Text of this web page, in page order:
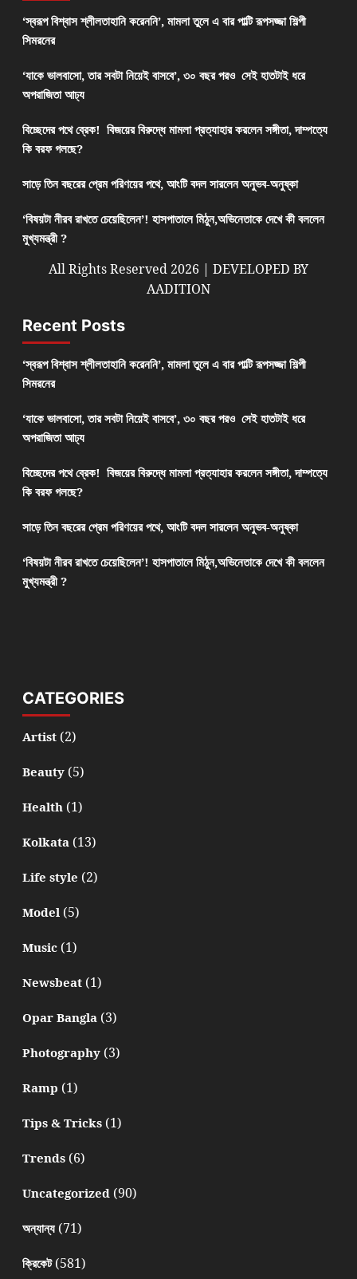
‘স্বরূপ বিশ্বাস শ্লীলতাহানি করেননি’, মামলা তুলে এ বার পাল্টি রূপসজ্জা শিল্পী
সিমরনের
‘যাকে ভালবাসো, তার সবটা নিয়েই বাসবে’, ৩০ বছর পরও সেই হাতটাই ধরে
অপরাজিতা আঢ্য
বিচ্ছেদের পথে ব্রেক! বিজয়ের বিরুদ্ধে মামলা প্রত্যাহার করলেন সঙ্গীতা, দাম্পত্যে
কি বরফ গলছে?
সাড়ে তিন বছরের প্রেম পরিণয়ের পথে, আংটি বদল সারলেন অনুভব-অনুষ্কা
‘বিষয়টা নীরব রাখতে চেয়েছিলেন’! হাসপাতালে মিঠুন,অভিনেতাকে দেখে কী বললেন
মুখ্যমন্ত্রী ?
All Rights Reserved 2026 | DEVELOPED BY
AADITION
Recent Posts
‘স্বরূপ বিশ্বাস শ্লীলতাহানি করেননি’, মামলা তুলে এ বার পাল্টি রূপসজ্জা শিল্পী
সিমরনের
‘যাকে ভালবাসো, তার সবটা নিয়েই বাসবে’, ৩০ বছর পরও সেই হাতটাই ধরে
অপরাজিতা আঢ্য
বিচ্ছেদের পথে ব্রেক! বিজয়ের বিরুদ্ধে মামলা প্রত্যাহার করলেন সঙ্গীতা, দাম্পত্যে
কি বরফ গলছে?
সাড়ে তিন বছরের প্রেম পরিণয়ের পথে, আংটি বদল সারলেন অনুভব-অনুষ্কা
‘বিষয়টা নীরব রাখতে চেয়েছিলেন’! হাসপাতালে মিঠুন,অভিনেতাকে দেখে কী বললেন
মুখ্যমন্ত্রী ?
CATEGORIES
Artist(2)
Beauty(5)
Health(1)
Kolkata(13)
Life style (2)
Model(5)
Music(1)
Newsbeat(1)
Opar Bangla(3)
Photography(3)
Ramp (1)
Tips & Tricks(1)
Trends(6)
Uncategorized(90)
অন্যান্য(71)
ক্রিকেট(581)